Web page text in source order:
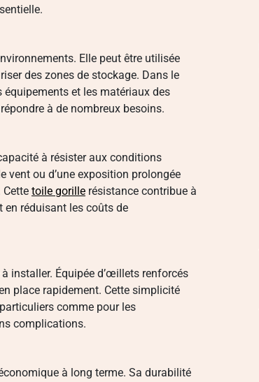
Elle peut être utilisée
des zones de stockage. Dans le
et les matériaux des
à de nombreux besoins.
à résister aux conditions
vent ou d’une exposition prolongée
Cette toile gorille résistance contribue à
en réduisant les coûts de
installer. Équipée d’œillets renforcés
place rapidement. Cette simplicité
comme pour les
complications.
à long terme. Sa durabilité